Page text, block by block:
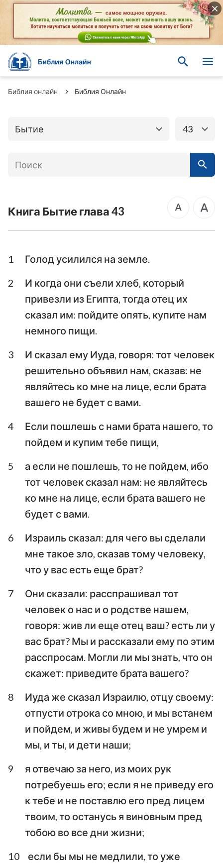
Библия онлайн Библия Онлайн
Бытие
Книги Ветхого
завета
Бытие Исход
Второзаконие Иисус Навин
Есфирь Иов
Псалтирь Притчи
Исаия
Плач Иеремии Иезекииль
Даниил Осия
Михей Наум
Аввакум Софония
Аггей Захария
43
Книга Бытие глава 43
1
Голод усилился на земле.
2
И когда они съели хлеб, который
привезли из Египта, тогда отец их
сказал им: пойдите опять, купите нам
немного пищи.
3
И сказал ему Иуда, говоря: тот человек
решительно объявил нам, сказав: не
являйтесь ко мне на лице, если брата
вашего не будет с вами.
4
Если пошлешь с нами брата нашего, то
пойдем и купим тебе пищи,
5
а если не пошлешь, то не пойдем, ибо
тот человек сказал нам: не являйтесь
ко мне на лице, если брата вашего не
будет с вами.
6
Израиль сказал: для чего вы сделали
мне такое зло, сказав тому человеку,
что у вас есть еще брат?
7
Они сказали: расспрашивал тот
человек о нас и о родстве нашем,
говоря: жив ли еще отец ваш? есть ли у
вас брат? Мы и рассказали ему по этим
расспросам. Могли ли мы знать, что он
скажет: приведите брата вашего?
8
Иуда же сказал Израилю, отцу своему:
отпусти отрока со мною, и мы встанем
и пойдем, и живы будем и не умрем и
мы, и ты, и дети наши;
9
я отвечаю за него, из моих рук
потребуешь его; если я не приведу его
к тебе и не поставлю его пред лицем
твоим, то останусь я виновным пред
тобою во все дни жизни;
10
если бы мы не медлили, то уже